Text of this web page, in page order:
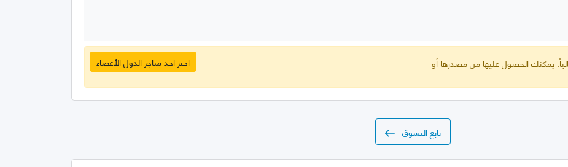
يمكنك الحصول عليها من مصدرها أو
اختر احد متاجر الدول الأعضاء
تابع التسوق